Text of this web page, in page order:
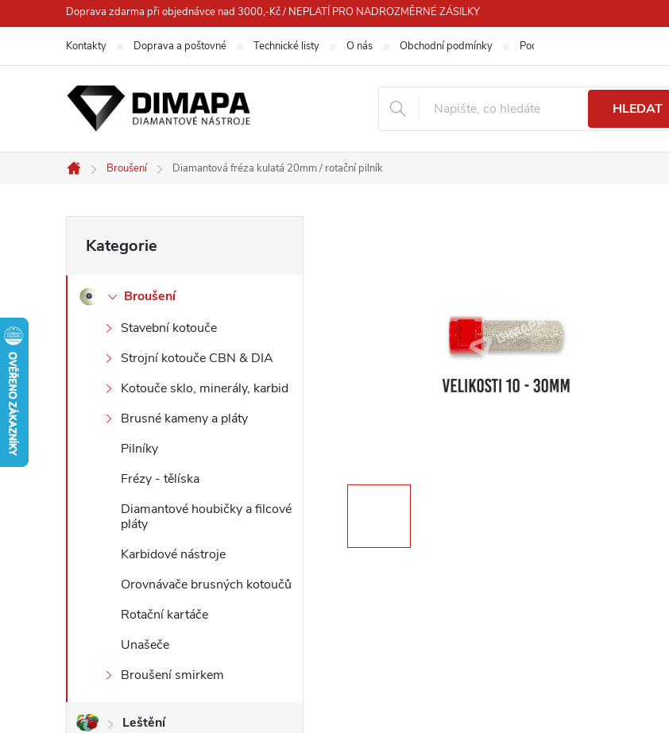
na
Doprava zdarma při objednávce nad 3000,-Kč / NEPLATÍ PRO NADROZMĚRNÉ ZÁSILKY
Kontakty Doprava a poštovné Technické listy O nás Obchodní podmínky Podmínky ochrany osobních údajů
HLEDAT
Domů
Broušení Diamantová fréza kulatá 20mm / rotační pilník
o
e
kategorie
Kategorie
Broušení
Stavební kotouče
Strojní kotouče CBN & DIA
Kotouče sklo, minerály, karbid
Brusné kameny a pláty
Pilníky
Frézy - tělíska
Diamantové houbičky a filcové
pláty
Karbidové nástroje
Orovnávače brusných kotoučů
Rotační kartáče
Unašeče
Broušení smirkem
Leštění